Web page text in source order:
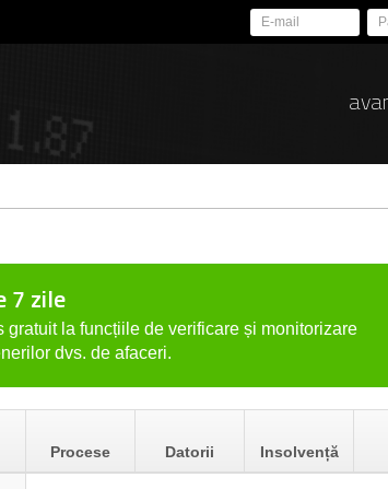
7 zile
la funcțiile de verificare și monitorizare
dvs. de afaceri.
Procese Datorii Insolvență